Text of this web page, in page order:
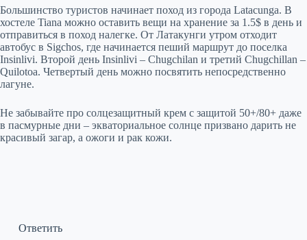
Большинство туристов начинает поход из города Latacunga. В
хостеле Tiana можно оставить вещи на хранение за 1.5$ в день и
отправиться в поход налегке. От Латакунги утром отходит
автобус в Sigchos, где начинается пеший маршрут до поселка
Insinlivi. Второй день Insinlivi – Chugchilan и третий Chugchillan –
Quilotoa. Четвертый день можно посвятить непосредственно
лагуне.
Не забывайте про солцезащитный крем с защитой 50+/80+ даже
в пасмурные дни – экваториальное солнце призвано дарить не
красивый загар, а ожоги и рак кожи.
Ответить